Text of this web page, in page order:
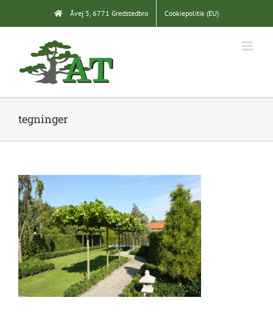
content
Åvej 5, 6771 Gredstedbro Cookiepolitik (EU)
tegninger